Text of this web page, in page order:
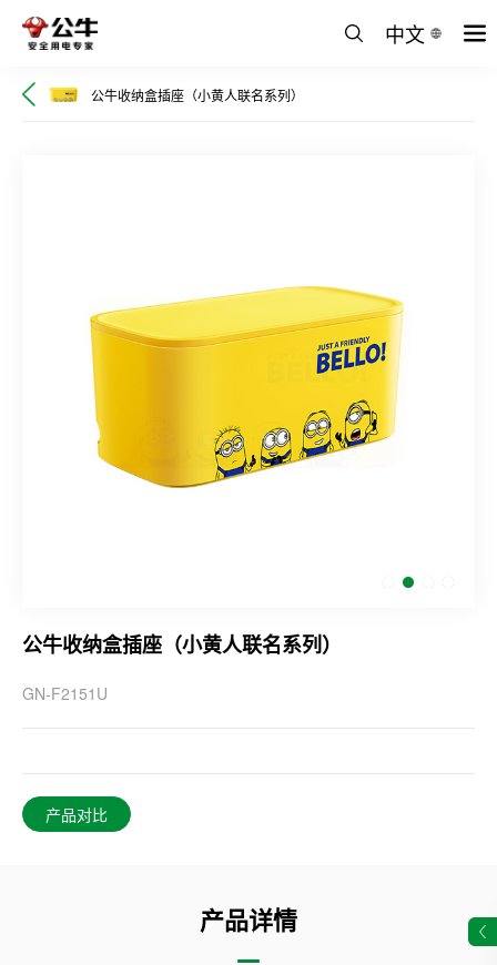
中文
公牛收纳盒插座（小黄人联名系列）
公牛收纳盒插座（小黄人联名系列）
GN-F2151U
产品对比
产品详情